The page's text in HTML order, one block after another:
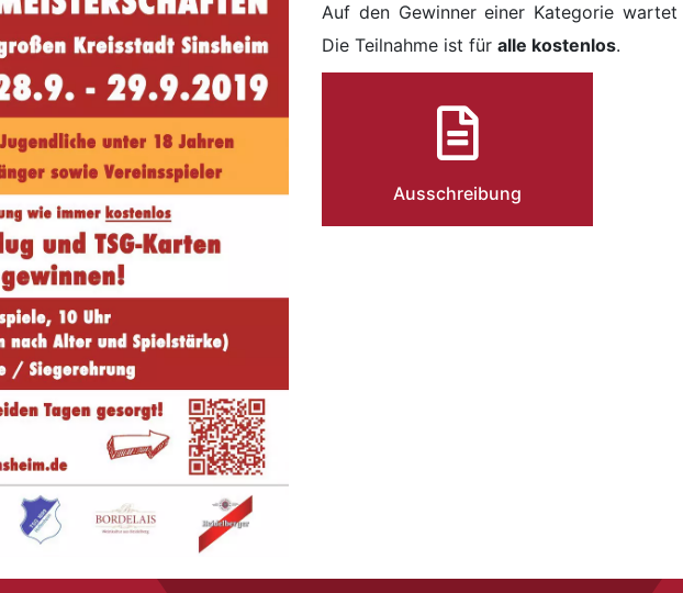
Auf den Gewinner einer Kategorie
Die Teilnahme ist für alle kostenlos.
Ausschreibung